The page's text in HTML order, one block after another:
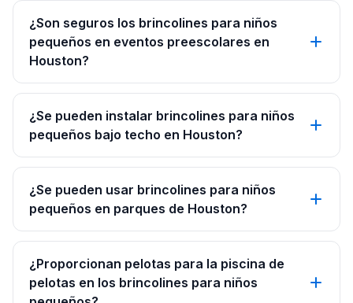
¿Son seguros los brincolines para niños
pequeños en eventos preescolares en
Houston?
¿Se pueden instalar brincolines para niños
pequeños bajo techo en Houston?
¿Se pueden usar brincolines para niños
pequeños en parques de Houston?
¿Proporcionan pelotas para la piscina de
pelotas en los brincolines para niños